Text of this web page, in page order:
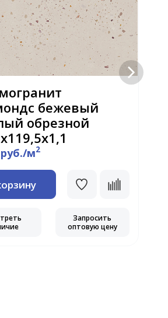
бежевый
обрезной
руб./м2
Запросить
оптовую цену